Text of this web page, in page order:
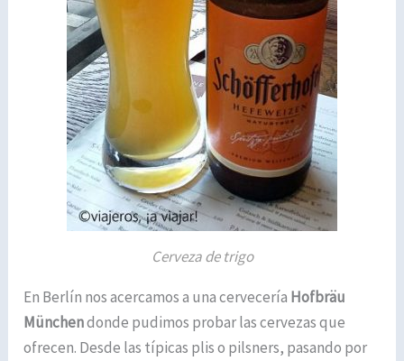
Cerveza de trigo
En Berlín nos acercamos a una cervecería Hofbräu
Münchendonde pudimos probar las cervezas que
ofrecen. Desde las típicas plis o pilsners, pasando por